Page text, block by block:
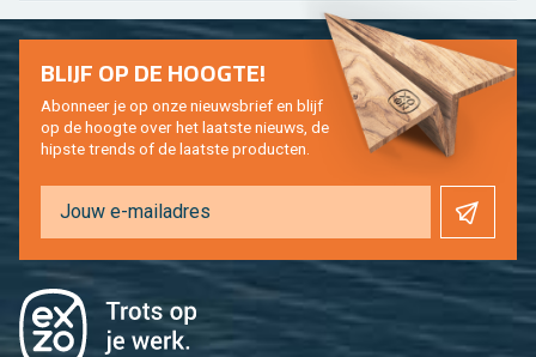
BLIJF OP DE HOOG­TE!
Abon­neer je op onze nieuws­brief en blijf
op de hoog­te over het laat­ste nieuws, de
hip­s­te trends of de laat­ste pro­duc­ten.